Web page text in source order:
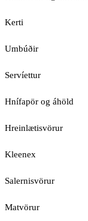
Kerti
Umbúðir
Servíettur
Hnífapör og áhöld
Hreinlætisvörur
Kleenex
Salernisvörur
Matvörur